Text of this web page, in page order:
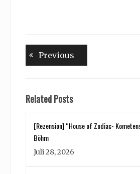
Beitragsnavigation
Previous
Related Posts
[Rezension] “House of Zodiac-
Böhm
Juli 28, 2026